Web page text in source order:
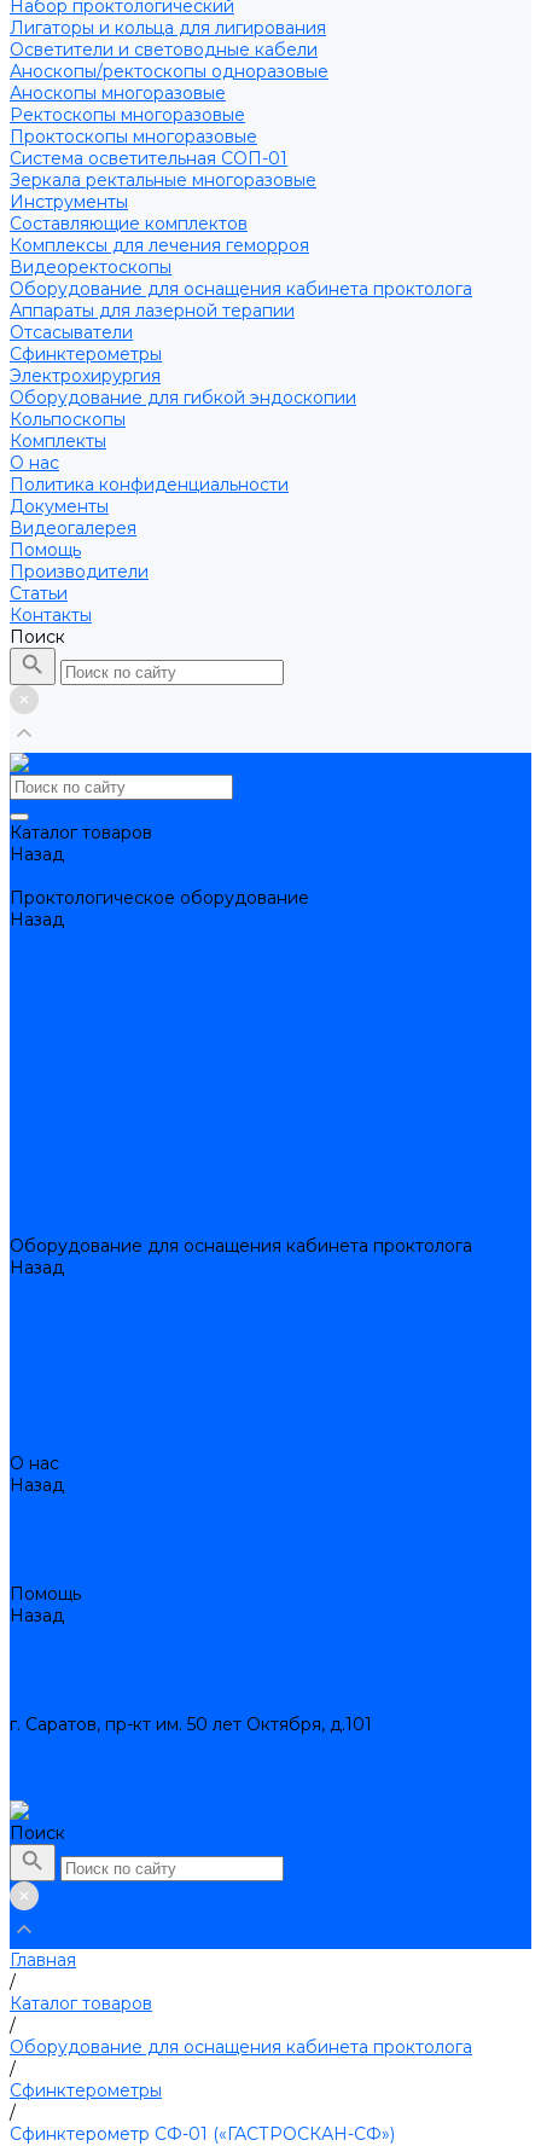
Набор проктологический
Лигаторы и кольца для лигирования
Осветители и световодные кабели
Аноскопы/ректоскопы одноразовые
Аноскопы многоразовые
Ректоскопы многоразовые
Проктоскопы многоразовые
Система осветительная СОП-01
Зеркала ректальные многоразовые
Инструменты
Составляющие комплектов
Комплексы для лечения геморроя
Видеоректоскопы
Оборудование для оснащения кабинета проктолога
Аппараты для лазерной терапии
Отсасыватели
Сфинктерометры
Электрохирургия
Оборудование для гибкой эндоскопии
Кольпоскопы
Комплекты
О нас
Политика конфиденциальности
Документы
Видеогалерея
Помощь
Производители
Статьи
Контакты
Поиск
Каталог товаров
Назад
Проктологическое оборудование
Назад
Оборудование для оснащения кабинета проктолога
Назад
О нас
Назад
Помощь
Назад
г. Саратов, пр-кт им. 50 лет Октября, д.101
Поиск
Главная
/
Каталог товаров
/
Оборудование для оснащения кабинета проктолога
/
Сфинктерометры
/
Сфинктерометр СФ-01 («ГАСТРОСКАН-СФ»)